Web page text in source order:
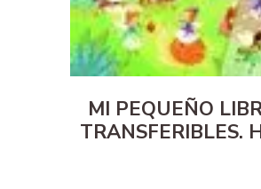
MI PEQUEÑO
TRANSFERIBLES.